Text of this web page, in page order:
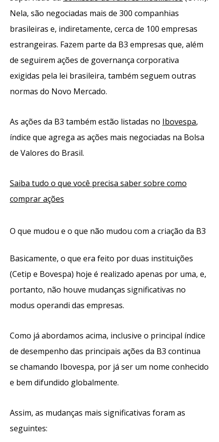
Nela, são negociadas mais de 300 companhias
brasileiras e, indiretamente, cerca de 100 empresas
estrangeiras. Fazem parte da B3 empresas que, além
de seguirem ações de governança corporativa
exigidas pela lei brasileira, também seguem outras
normas do Novo Mercado.
As ações da B3 também estão listadas no Ibovespa,
índice que agrega as ações mais negociadas na Bolsa
de Valores do Brasil.
Saiba tudo o que você precisa saber sobre como
comprar ações
O que mudou e o que não mudou com a criação da B3
Basicamente, o que era feito por duas instituições
(Cetip e Bovespa) hoje é realizado apenas por uma, e,
portanto, não houve mudanças significativas no
modus operandi das empresas.
Como já abordamos acima, inclusive o principal índice
de desempenho das principais ações da B3 continua
se chamando Ibovespa, por já ser um nome conhecido
e bem difundido globalmente.
Assim, as mudanças mais significativas foram as
seguintes: